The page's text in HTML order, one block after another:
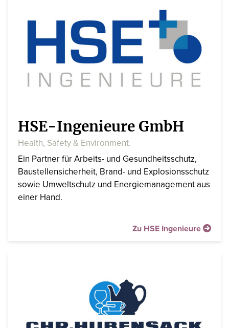
HSE-Ingenieure GmbH
Health, Safety & Environment.
Ein Partner für Arbeits- und Gesundheitsschutz,
Baustellensicherheit, Brand- und Explosionsschutz
sowie Umweltschutz und Energiemanagement aus
einer Hand.
Zu HSE Ingenieure